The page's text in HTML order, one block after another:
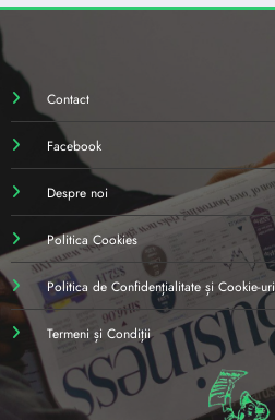
Contact
Facebook
Despre noi
Politica Cookies
Politica de Confidențialitate și Cookie-uri
Termeni și Condiții